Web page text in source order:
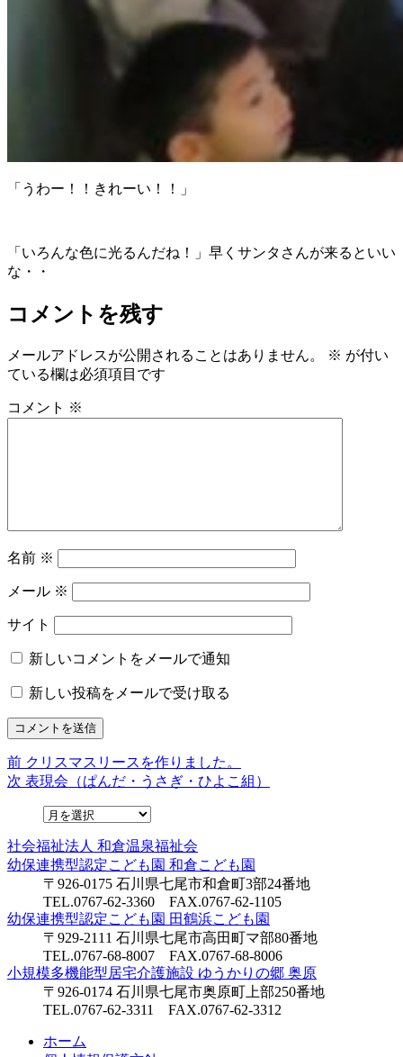
「うわー！！きれーい！！」
「いろんな色に光るんだね！」早くサンタさんが来るといい
な・・
コメントを残す
メールアドレスが公開されることはありません。 ※ が付い
ている欄は必須項目です
コメント ※
名前 ※
メール ※
サイト
新しいコメントをメールで通知
新しい投稿をメールで受け取る
投
稿
ビ
ー
ョ
前 前
の
クリスマスリースを作りました。
次 次
稿:
表現会（ぱんだ・うさぎ・ひよこ組）
社会福祉法人 和倉温泉福祉会
幼保連携型認定こども園 和倉こども園
〒926-0175 石川県七尾市和倉町3部24番地
TEL.0767-62-3360 FAX.0767-62-1105
幼保連携型認定こども園 田鶴浜こども園
〒929-2111 石川県七尾市高田町マ部80番地
TEL.0767-68-8007 FAX.0767-68-8006
小規模多機能型居宅介護施設 ゆうかりの郷 奥原
〒926-0174 石川県七尾市奥原町上部250番地
TEL.0767-62-3311 FAX.0767-62-3312
ホーム